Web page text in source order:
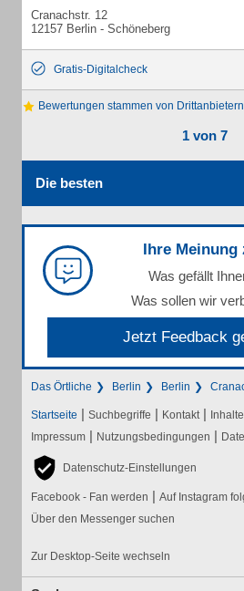
Cranachstr. 12
12157 Berlin - Schöneberg
Gratis-Digitalcheck
Bewertungen stammen von Drittanbietern
1 von 7
Die besten
Ihre Meinung
Was gefällt
Was sollen wir
Jetzt Feedback
Das Örtliche Berlin Berlin
Startseite | Suchbegriffe | Kontakt |
Impressum | Nutzungsbedingungen |
Datenschutz-Einstellungen
Facebook - Fan werden | Auf Instagram
Über den Messenger suchen
Zur Desktop-Seite wechseln